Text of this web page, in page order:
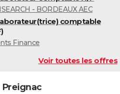
- BORDEAUX AEC
comptable
Finance
Voir toutes les offres